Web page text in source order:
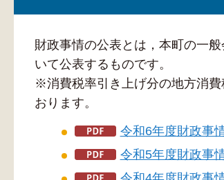
財政事情の公表とは，本町の一
いて公表するものです。
※消費税率引き上げ分の地方消
おります。
令和6年度財政事
令和5年度財政事